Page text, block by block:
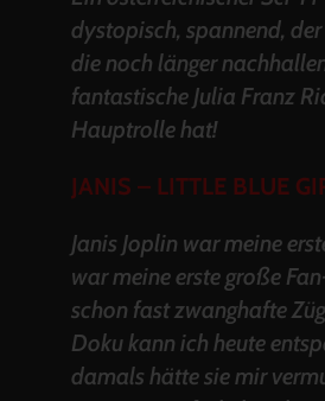
dystopisch, spannend,
die noch länger
fantastische Julia Franz
Hauptrolle hat!
JANIS – LITTLE BLUE
Janis Joplin war meine
war meine erste große
schon fast zwanghafte
Doku kann ich heute
damals hätte sie mir